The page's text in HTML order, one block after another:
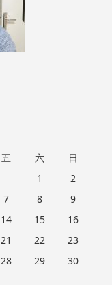
五 六
日
1
2
7 8
9
14 15
16
21 22
23
28 29
30